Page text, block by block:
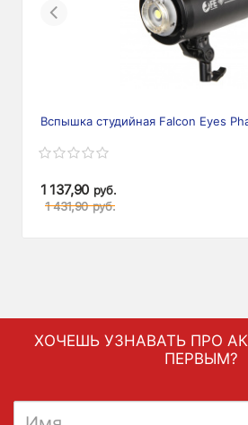
Previous
Вспышка студийная Falcon Eyes
1 137,90 руб.
1 431,90 руб.
ХОЧЕШЬ УЗНАВАТЬ ПРО
ПЕРВЫМ?